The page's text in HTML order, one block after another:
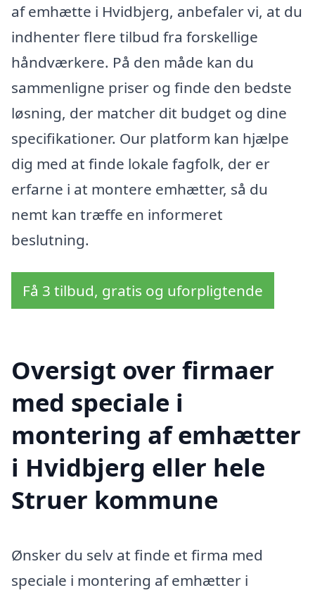
af emhætte i Hvidbjerg, anbefaler vi, at du
indhenter flere tilbud fra forskellige
håndværkere. På den måde kan du
sammenligne priser og finde den bedste
løsning, der matcher dit budget og dine
specifikationer. Our platform kan hjælpe
dig med at finde lokale fagfolk, der er
erfarne i at montere emhætter, så du
nemt kan træffe en informeret
beslutning.
Få 3 tilbud, gratis og uforpligtende
Oversigt over firmaer
med speciale i
montering af emhætter
i Hvidbjerg eller hele
Struer kommune
Ønsker du selv at finde et firma med
speciale i montering af emhætter i